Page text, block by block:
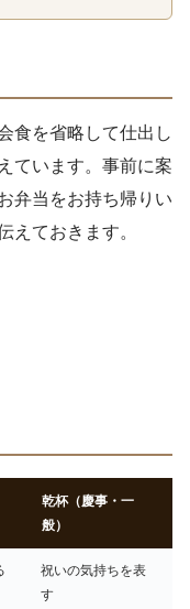
食を省略して仕出し
ています。事前に案
弁当をお持ち帰りい
えておきます。
乾杯（慶事・一
般）
祝いの気持ちを表
す